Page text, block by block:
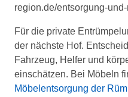
region.de/entsorgung-
Für die private
der nächste Hof.
Fahrzeug, Helfer und
einschätzen. Bei Möbeln
Möbelentsorgung der